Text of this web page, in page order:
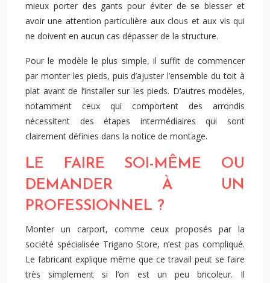
mieux porter des gants pour éviter de se blesser et
avoir une attention particulière aux clous et aux vis qui
ne doivent en aucun cas dépasser de la structure.
Pour le modèle le plus simple, il suffit de commencer
par monter les pieds, puis d’ajuster l’ensemble du toit à
plat avant de l’installer sur les pieds. D’autres modèles,
notamment ceux qui comportent des arrondis
nécessitent des étapes intermédiaires qui sont
clairement définies dans la notice de montage.
LE FAIRE SOI-MÊME OU
DEMANDER À UN
PROFESSIONNEL ?
Monter un carport, comme ceux proposés par la
société spécialisée Trigano Store, n’est pas compliqué.
Le fabricant explique même que ce travail peut se faire
très simplement si l’on est un peu bricoleur. Il